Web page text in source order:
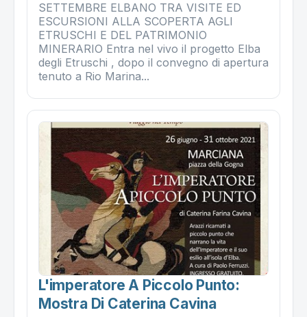
SETTEMBRE ELBANO TRA VISITE ED
ESCURSIONI ALLA SCOPERTA AGLI
ETRUSCHI E DEL PATRIMONIO
MINERARIO Entra nel vivo il progetto Elba
degli Etruschi , dopo il convegno di apertura
tenuto a Rio Marina...
L'imperatore A Piccolo Punto:
Mostra Di Caterina Cavina